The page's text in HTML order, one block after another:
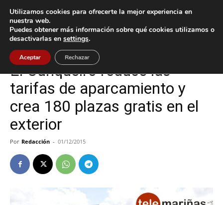
Inicio Oia
Oia
El Cunqueiro reduce las
tarifas de aparcamiento y
crea 180 plazas gratis en el
exterior
Por Redacción - 01/12/2015
Utilizamos cookies para ofrecerte la mejor experiencia en
nuestra web.
Puedes obtener más información sobre qué cookies utilizamos o
desactivarlas en settings.
Aceptar Rechazar